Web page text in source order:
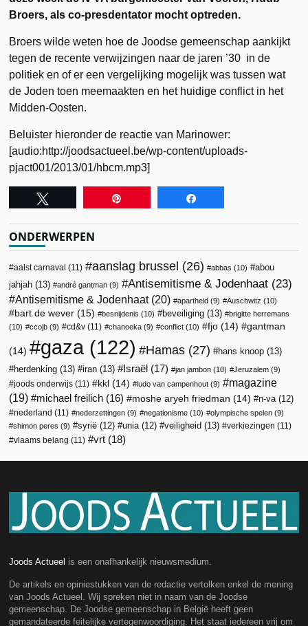
Broers, als co-presdentator mocht optreden.
Broers wilde weten hoe de Joodse gemeenschap aankijkt
tegen de recente verwijzingen naar de jaren ’30 in de
politiek en of er een vergelijking mogelijk was tussen wat
de Joden toen meemaakten en het huidige conflict in het
Midden-Oosten.
Beluister hieronder de reactie van Marinower:
[audio:http://joodsactueel.be/wp-content/uploads-
pjact001/2013/01/hbcm.mp3]
ONDERWERPEN
aalst carnaval (11) aanslag brussel (26) abbas (10)
abou
jahjah (13) andré gantman (9) Antisemitisme & Jodenhaat (23)
Antisemitisme & Jodenhaat(20) apartheid (9) Auschwitz (10)
bart de wever (15) besnijdenis (10) beveiliging (13)
brigitte herremans
(10)
ccojb (9) cd&v (11) chanoeka (9) conflict (10) fjo (14) gantman
(14) gaza (122) Hamas (27) hans knoop (13)
herdenking (13) iran (13) Israël (17) jan jambon (10) Jeruzalem (9)
joods onderwijs (11) kkl (14) ludo van campenhout (9)
magazine
(19)
michael freilich (16) moshe aryeh friedman (14) n-va (12)
nederland (11) nederzettingen (9) negationisme (10) olympische spelen (9)
shimon peres (9) syrië (12) unia (12) veiligheid (13) verkiezingen (11)
vlaams belang (11) vrt (18)
Joods Actueel is een onafhankelijk nieuwsmedium.
De artikels en opiniestukken van de redactie vertolken enkel de mening
van Joods Actueel. Wij spreken niet in naam van de Joodse
gemeenschap. De Joodse gemeenschap in België heeft geen
gemandateerde feitelijke vertegenwoordiging. Het staat iedereen vrij om